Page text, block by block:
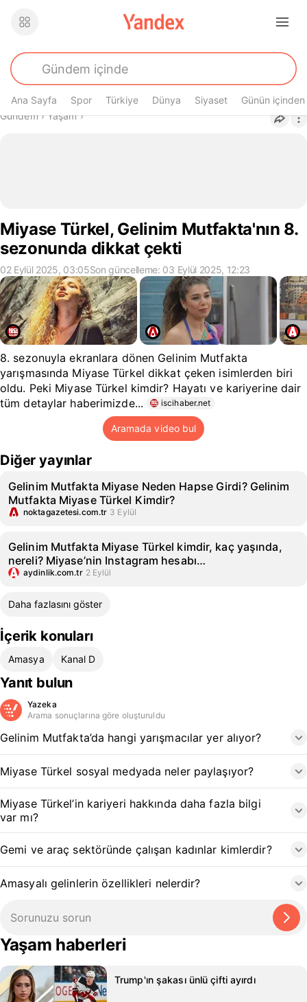
Ana Sayfa Spor Türkiye Dünya Siyaset Günün içinden
Buradasın
Gündem› Yaşam›
Miyase Türkel, Gelinim Mutfakta'nın 8.
sezonunda dikkat çekti
02 Eylül 2025, 03:05Son güncelleme: 03 Eylül 2025, 12:23
8. sezonuyla ekranlara dönen Gelinim Mutfakta
yarışmasında Miyase Türkel dikkat çeken isimlerden biri
oldu. Peki Miyase Türkel kimdir? Hayatı ve kariyerine dair
tüm detaylar haberimizde...
iscihaber.net
Aramada video bul
Diğer yayınlar
Gelinim Mutfakta Miyase Neden Hapse Girdi? Gelinim
Mutfakta Miyase Türkel Kimdir?
noktagazetesi.com.tr 3 Eylül
Gelinim Mutfakta Miyase Türkel kimdir, kaç yaşında,
nereli? Miyase’nin Instagram hesabı…
aydinlik.com.tr 2 Eylül
Daha fazlasını göster
İçerik konuları
Amasya Kanal D
Yanıt bulun
Yazeka
Arama sonuçlarına göre oluşturuldu
Gelinim Mutfakta’da hangi yarışmacılar yer alıyor?
Miyase Türkel sosyal medyada neler paylaşıyor?
Miyase Türkel’in kariyeri hakkında daha fazla bilgi
var mı?
Gemi ve araç sektöründe çalışan kadınlar kimlerdir?
Amasyalı gelinlerin özellikleri nelerdir?
Yaşam haberleri
Trump'ın şakası ünlü çifti ayırdı